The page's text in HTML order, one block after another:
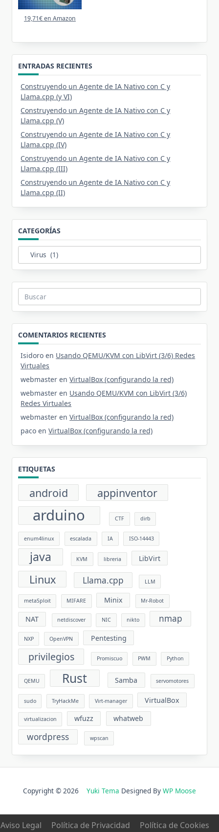
19,71€ en Amazon
ENTRADAS RECIENTES
Construyendo un Agente de IA Nativo con C y
Llama.cpp (y VI)
Construyendo un Agente de IA Nativo con C y
Llama.cpp (V)
Construyendo un Agente de IA Nativo con C y
Llama.cpp (IV)
Construyendo un Agente de IA Nativo con C y
Llama.cpp (III)
Construyendo un Agente de IA Nativo con C y
Llama.cpp (II)
CATEGORÍAS
Categorías
Buscar:
COMENTARIOS RECIENTES
Isidoro en Usando QEMU/KVM con LibVirt (3/6) Redes
Virtuales
webmaster enVirtualBox (configurando la red)
webmaster en Usando QEMU/KVM con LibVirt (3/6)
Redes Virtuales
webmaster enVirtualBox (configurando la red)
paco enVirtualBox (configurando la red)
ETIQUETAS
android appinventor
arduino CTF dirb
enum4linux escalada IA ISO-14443
java KVM libreria LibVirt
Linux Llama.cpp LLM
metaSploit MIFARE Minix Mr-Robot
NAT netdiscover NIC nikto nmap
NXP OpenVPN Pentesting
privilegios Promiscuo PWM Python
QEMU Rust Samba servomotores
sudo TryHackMe Virt-manager VirtualBox
virtualizacion wfuzz whatweb
wordpress wpscan
Copyright © 2026 Yuki Tema Designed By WP Moose
Aviso Legal Política de Privacidad
Política de Cookies